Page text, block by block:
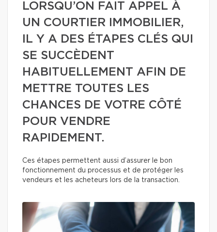
LORSQU’ON FAIT APPEL À
UN COURTIER IMMOBILIER,
IL Y A DES ÉTAPES CLÉS QUI
SE SUCCÈDENT
HABITUELLEMENT AFIN DE
METTRE TOUTES LES
CHANCES DE VOTRE CÔTÉ
POUR VENDRE
RAPIDEMENT.
Ces étapes permettent aussi d’assurer le bon
fonctionnement du processus et de protéger les
vendeurs et les acheteurs lors de la transaction.